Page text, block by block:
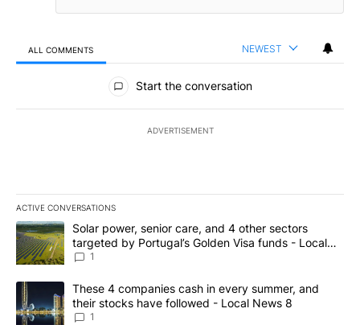
ALL COMMENTS NEWEST
All Comments
Start the conversation
ADVERTISEMENT
ACTIVE CONVERSATIONS
The following is a list of the most commented articles in the last
A trending article titled "Solar power, senior care, and 4 other
Solar power, senior care, and 4 other sectors
targeted by Portugal’s Golden Visa funds - Local
News 8
1
A trending article titled "These 4 companies cash in every
These 4 companies cash in every summer, and
their stocks have followed - Local News 8
1